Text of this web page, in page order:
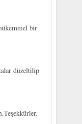
bir
düzeltilip